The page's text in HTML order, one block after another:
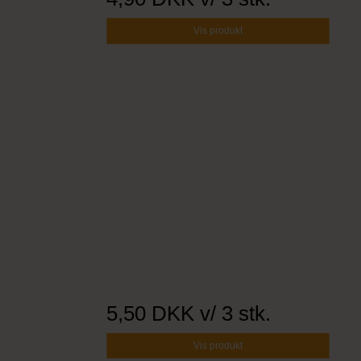
Vis produkt
5,50 DKK v/ 3 stk.
Vis produkt